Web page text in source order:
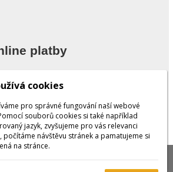
platby
důvěru
Používáním našich služeb
cookies
pro správné fungování naší webové
souborů cookies si také například
jazyk, zvyšujeme pro vás relevanci
počítáme návštěvu stránek a pamatujeme si
na stránce.